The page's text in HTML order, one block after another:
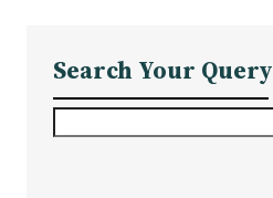
Search Your Query